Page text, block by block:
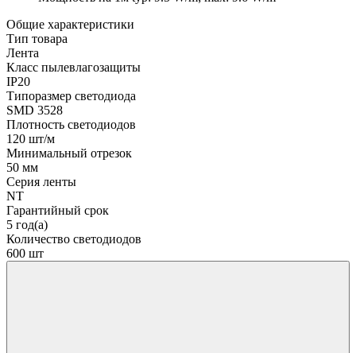
Общие характеристики
Тип товара
Лента
Класс пылевлагозащиты
IP20
Типоразмер светодиода
SMD 3528
Плотность светодиодов
120 шт/м
Минимальный отрезок
50 мм
Серия ленты
NT
Гарантийный срок
5 год(а)
Количество светодиодов
600 шт